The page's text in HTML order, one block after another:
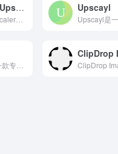
Fotor AI Image Upscaler Upscayl